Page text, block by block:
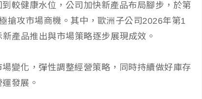
較健康水位，公司加快新產品布局腳步，於第
搶攻市場商機。其中，歐洲子公司2026年第1
產品推出與市場策略逐步展現成效。
變化，彈性調整經營策略，同時持續做好庫存
發展。